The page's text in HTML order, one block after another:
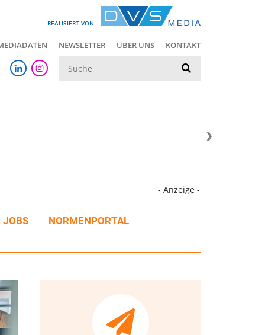
REALISIERT VON
NEWSLETTER ÜBER UNS KONTAKT
- Anzeige -
JOBS NORMENPORTAL